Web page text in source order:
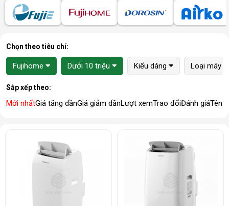
Chọn theo tiêu chí:
Fujihome Dưới 10 triệu Kiểu dáng Loại máy
Sắp xếp theo:
Mới nhấtGiá tăng dầnGiá giảm dầnLượt xemTrao đổiĐánh giáTên